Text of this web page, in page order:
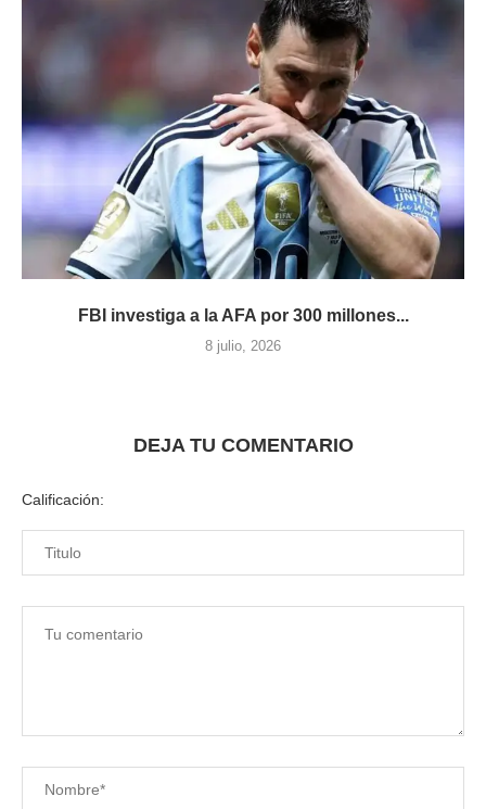
FBI investiga a la AFA por 300 millones...
8 julio, 2026
DEJA TU COMENTARIO
Calificación: